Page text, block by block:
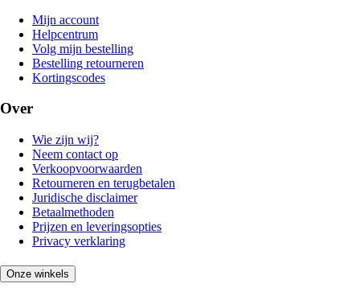
Mijn account
Helpcentrum
Volg mijn bestelling
Bestelling retourneren
Kortingscodes
Over
Wie zijn wij?
Neem contact op
Verkoopvoorwaarden
Retourneren en terugbetalen
Juridische disclaimer
Betaalmethoden
Prijzen en leveringsopties
Privacy verklaring
Onze winkels